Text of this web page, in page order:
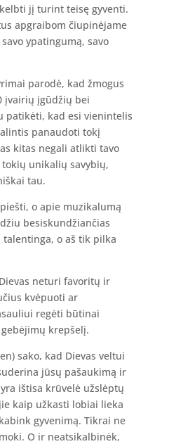
jį turint teisę gyventi.
apgraibom čiupinėjame
ypatingumą, savo
parodė, kad žmogus
įvairių įgūdžių bei
patikėti, kad esi vienintelis
panaudoti tokį
kitas negali atlikti tavo
unikalių savybių,
tau.
o apie muzikalumą
besiskundžiančias
o aš tik pilka
neturi favoritų ir
kvėpuoti ar
regėti būtinai
krepšelį.
sako, kad Dievas veltui
jūsų pašaukimą ir
ištisa krūvelė užslėptų
kaip užkasti lobiai lieka
gyvenimą. Tikrai ne
O ir neatsikalbinėk,